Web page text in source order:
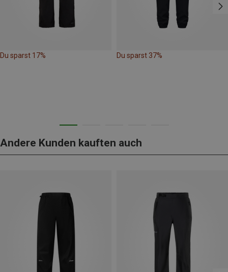
Du sparst 17% Du sparst 37%
Andere Kunden kauften auch